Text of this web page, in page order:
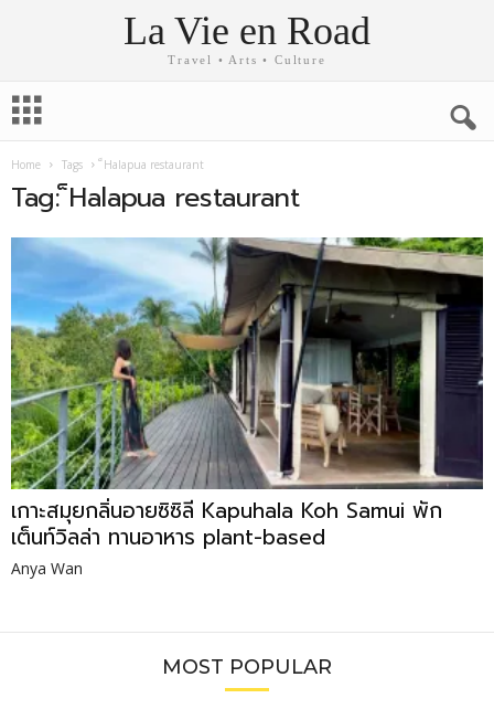
La Vie en Road
Travel • Arts • Culture
Home Tags ็Halapua restaurant
Tag: ็Halapua restaurant
เกาะสมุยกลิ่นอายซิซิลี Kapuhala Koh Samui พัก
เต็นท์วิลล่า ทานอาหาร plant-based
Anya Wan
MOST POPULAR